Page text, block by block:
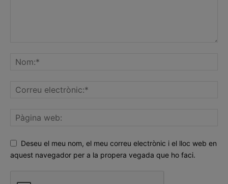
Deseu el meu nom, el meu correu electrònic i el lloc web en
aquest navegador per a la propera vegada que ho faci.